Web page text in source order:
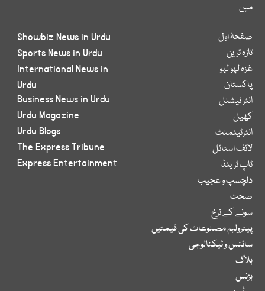
میں
صفحۂ اول
تازہ ترین
غزہ لہو لہو
پاکستان
انٹر نیشنل
کھیل
انٹرٹینمنٹ
لائف اسٹائل
ٹاپ ٹرینڈ
دلچسپ و عجیب
صحت
سونے کے نرخ
پیٹرولیم مصنوعات کی قیمتیں
سائنس و ٹیکنالوجی
بلاگ
بزنس
Showbiz News in Urdu
Sports News in Urdu
International News in
Urdu
Business News in Urdu
Urdu Magazine
Urdu Blogs
The Express Tribune
Express Entertainment